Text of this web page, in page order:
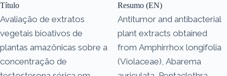
Título
Avaliação de extratos
vegetais bioativos de
plantas amazônicas sobre a
concentração de
Resumo (EN)
Antitumor and antibacterial
plant extracts obtained
from Amphirrhox longifolia
(Violaceae), Abarema